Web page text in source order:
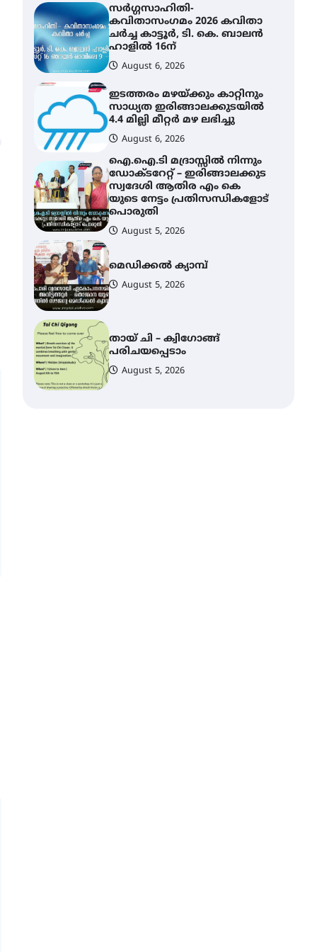
സർഗ്ഗസാഹിതി-
കവിതാസംഗമം 2026 കവിതാ
ചർച്ച കാട്ടൂർ, ടി. കെ. ബാലൻ
ഹാളിൽ 16ന്
August 6, 2026
ഇടത്തരം മഴയ്ക്കും കാറ്റിനും
സാധ്യത ഇരിങ്ങാലക്കുടയിൽ
4.4 മില്ലി മീറ്റർ മഴ ലഭിച്ചു
August 6, 2026
ഐ.ഐ.ടി മദ്രാസ്സിൽ നിന്നും
ഡോക്ടറേറ്റ് – ഇരിങ്ങാലക്കുട
സ്വദേശി ആതിര എം കെ
യുടെ നേട്ടം പ്രതിസന്ധികളോട്
പൊരുതി
August 5, 2026
മെഡിക്കൽ ക്യാമ്പ്
August 5, 2026
തായ് ചി – ക്വിഗോങ്ങ്
പരിചയപ്പെടാം
August 5, 2026